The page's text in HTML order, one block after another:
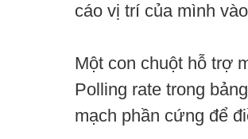
cáo vị trí của mình
Một con chuột hỗ trợ
Polling rate trong
mạch phần cứng để